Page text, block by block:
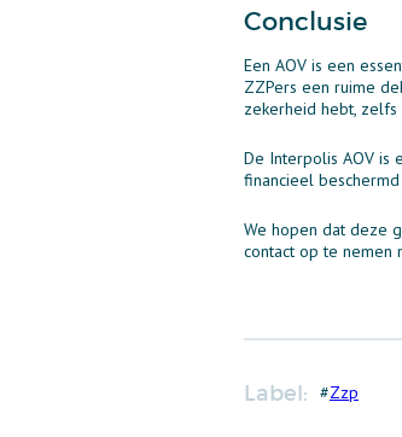
Conclusie
Een AOV is een
ZZPers een ruime
zekerheid hebt,
De Interpolis AOV is
financieel
We hopen dat deze
contact op te nemen
Label: #Zzp